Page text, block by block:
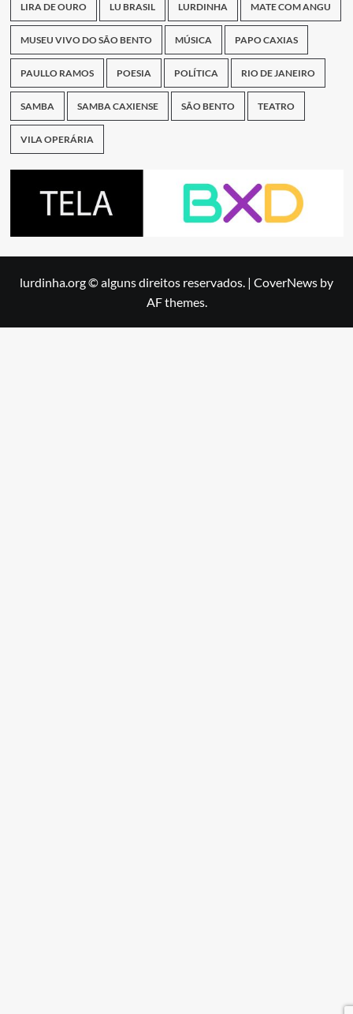
LIRA DE OURO LU BRASIL LURDINHA MATE COM ANGU
MUSEU VIVO DO SÃO BENTO MÚSICA PAPO CAXIAS
PAULLO RAMOS POESIA POLÍTICA RIO DE JANEIRO
SAMBA SAMBA CAXIENSE SÃO BENTO TEATRO
VILA OPERÁRIA
lurdinha.org © alguns direitos reservados. | CoverNews by
AF themes.